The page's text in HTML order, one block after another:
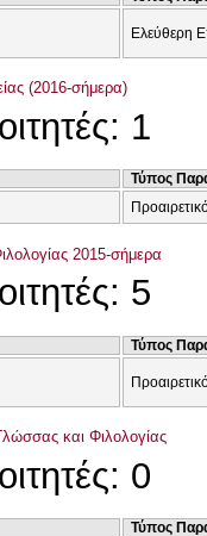
Ελεύθερη
(2016-σήμερα)
1
Τύπος
2015-σήμερα
5
Τύπος
και Φιλολογίας
0
Τύπος